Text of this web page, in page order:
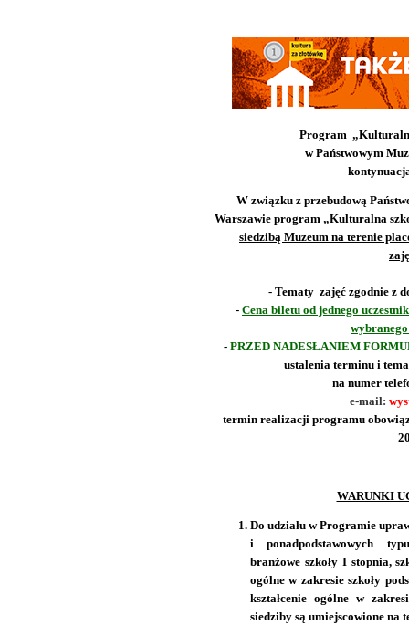
Program
w Państwowym
W związku z przebudową
Warszawie program „Kulturalna
siedzibą Muzeum na terenie
- Tematy zajęć zgodnie z
- Cena biletu od jednego
- PRZED NADESŁANIEM
ustalenia terminu i
na numer
e-mail:
termin realizacji programu
WARUNKI
Do udziału w Programie
i ponadpodstawowych
branżowe szkoły I stopnia,
ogólne w zakresie szkoły
kształcenie ogólne w
siedziby są umiejscowione na